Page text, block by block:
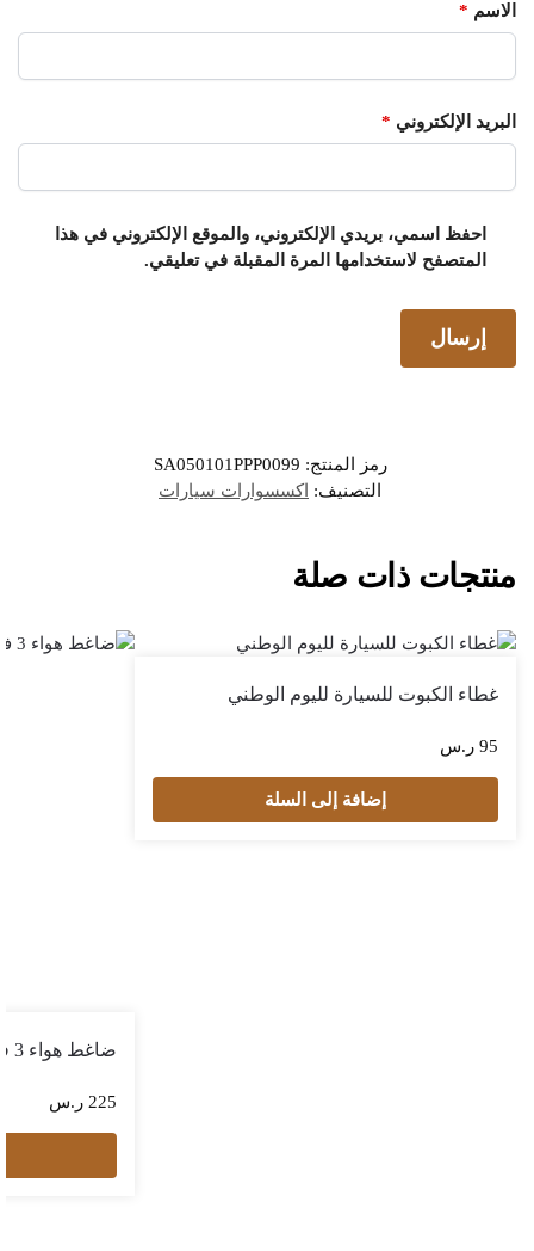
الاسم *
البريد الإلكتروني *
احفظ اسمي، بريدي الإلكتروني، والموقع الإلكتروني في هذا
المتصفح لاستخدامها المرة المقبلة في تعليقي.
رمز المنتج: SA050101PPP0099
التصنيف: اكسسوارات سيارات
منتجات ذات صلة
غطاء الكبوت للسيارة لليوم الوطني
95 ر.س
إضافة إلى السلة
ضاغط هواء 3 في 1 bson
225 ر.س